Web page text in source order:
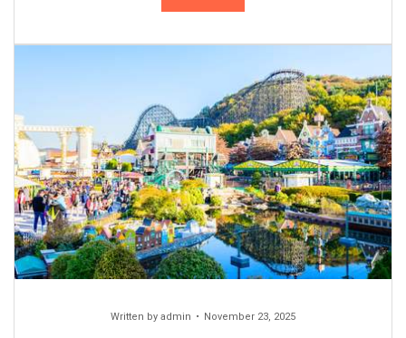
Written by admin November 23, 2025